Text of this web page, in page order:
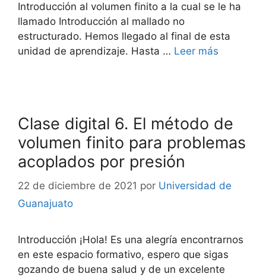
Introducción al volumen finito a la cual se le ha
llamado Introducción al mallado no
estructurado. Hemos llegado al final de esta
unidad de aprendizaje. Hasta … Leer más
Clase digital 6. El método de
volumen finito para problemas
acoplados por presión
22 de diciembre de 2021 por Universidad de
Guanajuato
Introducción ¡Hola! Es una alegría encontrarnos
en este espacio formativo, espero que sigas
gozando de buena salud y de un excelente